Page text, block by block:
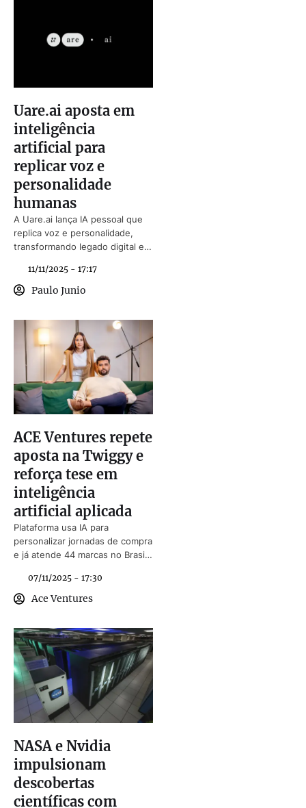
Uare.ai aposta em
inteligência
artificial para
replicar voz e
personalidade
humanas
A Uare.ai lança IA pessoal que
replica voz e personalidade,
transformando legado digital em
11/11/2025 - 17:17
Paulo Junio
ACE Ventures repete
aposta na Twiggy e
reforça tese em
inteligência
artificial aplicada
Plataforma usa IA para
personalizar jornadas de compra
e já atende 44 marcas no Brasil
07/11/2025 - 17:30
Ace Ventures
NASA e Nvidia
impulsionam
descobertas
científicas com